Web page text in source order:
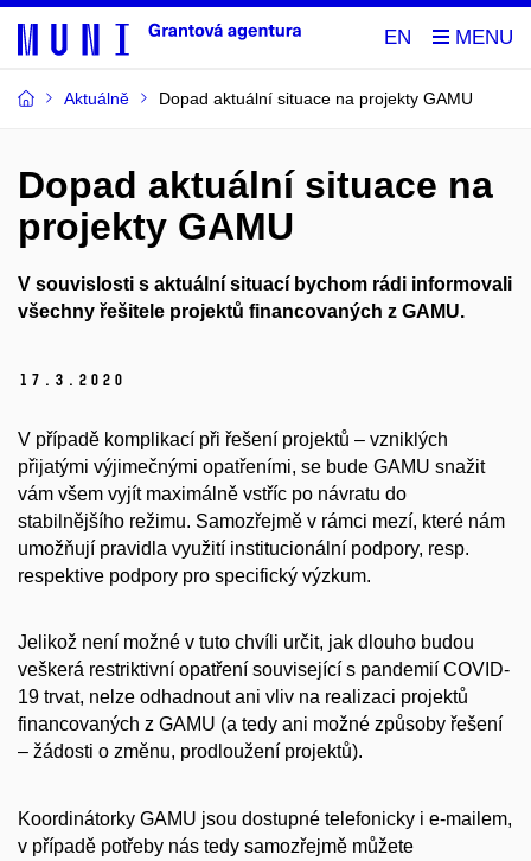
EN
Aktuálně Dopad aktuální situace na projekty GAMU
Dopad aktuální situace na
projekty GAMU
V souvislosti s aktuální situací bychom rádi informovali
všechny řešitele projektů financovaných z GAMU.
17. 3. 2020
V případě komplikací při řešení projektů – vzniklých
přijatými výjimečnými opatřeními, se bude GAMU snažit
vám všem vyjít maximálně vstříc po návratu do
stabilnějšího režimu. Samozřejmě v rámci mezí, které nám
umožňují pravidla využití institucionální podpory, resp.
respektive podpory pro specifický výzkum.
Jelikož není možné v tuto chvíli určit, jak dlouho budou
veškerá restriktivní opatření související s pandemií COVID-
19 trvat, nelze odhadnout ani vliv na realizaci projektů
financovaných z GAMU (a tedy ani možné způsoby řešení
– žádosti o změnu, prodloužení projektů).
Koordinátorky GAMU jsou dostupné telefonicky i e-mailem,
v případě potřeby nás tedy samozřejmě můžete